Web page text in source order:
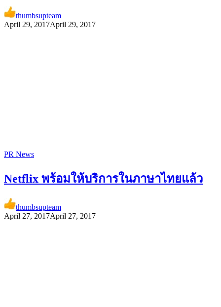
thumbsupteam
April 29, 2017April 29, 2017
PR News
Netflix พร้อมให้บริการในภาษาไทยแล้ว
thumbsupteam
April 27, 2017April 27, 2017